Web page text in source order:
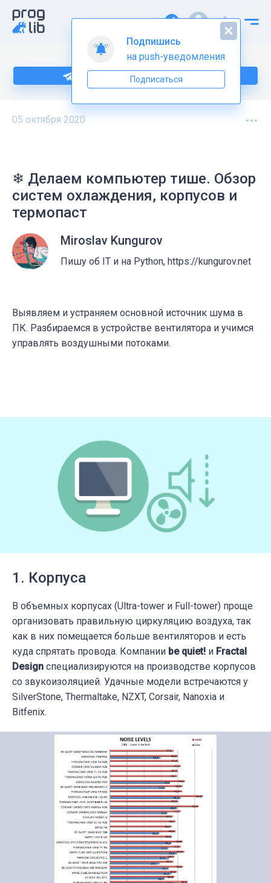
Подпишитесь на нас в Telegram
05 октября 2020
❄ Делаем компьютер тише. Обзор
систем охлаждения, корпусов и
термопаст
Miroslav Kungurov
Пишу об IT и на Python, https://kungurov.net
Выявляем и устраняем основной источник шума в
ПК. Разбираемся в устройстве вентилятора и учимся
управлять воздушными потоками.
1. Корпуса
В объемных корпусах (Ultra-tower и Full-tower) проще
организовать правильную циркуляцию воздуха, так
как в них помещается больше вентиляторов и есть
куда спрятать провода. Компании be quiet! и Fractal
Design специализируются на производстве корпусов
со звукоизоляцией. Удачные модели встречаются у
SilverStone, Thermaltake, NZXT, Corsair, Nanoxia и
Bitfenix.
Подпишись
на push-уведомления
Подписаться